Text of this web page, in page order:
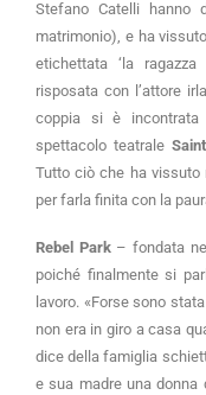
Stefano Catelli hanno
matrimonio), e ha
etichettata ‘la
risposata con l’attore
coppia si è
spettacolo teatrale
Tutto ciò che ha
per farla finita con la
Rebel Park– fondata
poiché finalmente si
lavoro. «Forse sono
non era in giro a casa
dice della famiglia
e sua madre una donna